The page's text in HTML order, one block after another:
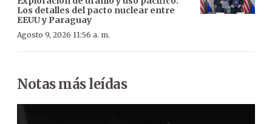
Los detalles del pacto nuclear entre
EEUU y Paraguay
Agosto 9, 2026 11:56 a. m.
Notas más leídas